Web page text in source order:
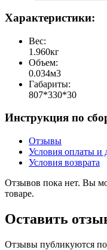
Характеристики:
Вес:
1.960кг
Объем:
0.034м3
Габариты:
807*330*30
Инструкция по
Отзывы
Условия оплаты и
Условия возврата
Отзывов пока нет. Вы
товаре.
Оставить
Отзывы публикуются